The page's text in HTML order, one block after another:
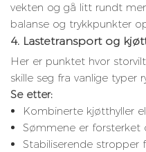
vekten og gå litt rundt
balanse og trykkpunkter
4. Lastetransport og
Her er punktet hvor
skille seg fra vanlige typer
Se etter:
Kombinerte kjøtthyller
Sømmene er forsterket
Stabiliserende stropper